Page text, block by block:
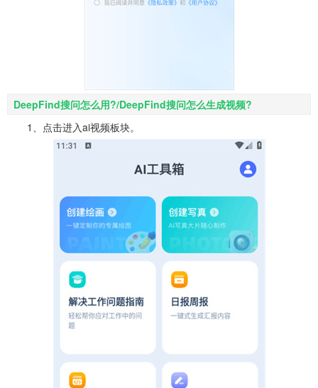
DeepFind搜问怎么用?/DeepFind搜问怎么生成视频?
1、点击进入ai视频板块。